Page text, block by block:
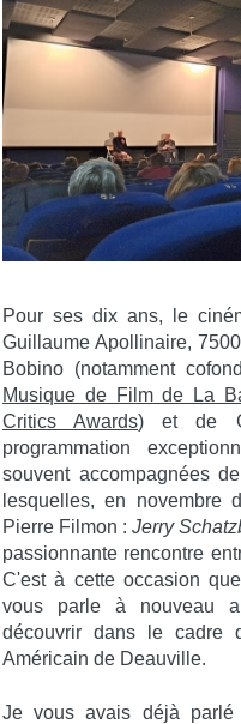
Pour ses dix ans, le
Guillaume Apollinaire,
Bobino (notamment
Musique de Film de La
Critics Awards) et de
programmation
souvent accompagnées
lesquelles, en novembre
Pierre Filmon : Jerry
passionnante rencontre
C'est à cette occasion
vous parle à nouveau
découvrir dans le cadre
Américain de Deauville.
Je vous avais déjà parlé